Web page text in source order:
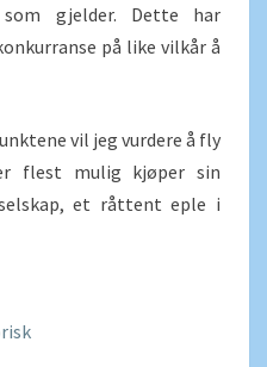
som gjelder. Dette har
på like vilkår å
vil jeg vurdere å fly
flest mulig kjøper sin
et råttent eple i